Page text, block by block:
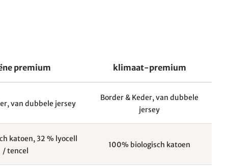
premium klimaat-premium
van dubbele jersey
Border & Keder, van dubbele
jersey
katoen, 32 % lyocell
/ tencel
100% biologisch katoen